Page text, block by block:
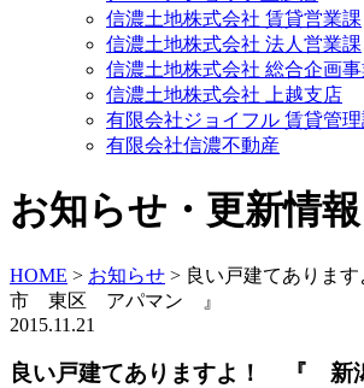
信濃土地株式会社 賃貸営業課
信濃土地株式会社 法人営業課
信濃土地株式会社 総合企画
信濃土地株式会社 上越支店
有限会社ジョイフル 賃貸管理
有限会社信濃不動産
お知らせ・更新情報
HOME > お知らせ > 良い戸建てありま
市 東区 アパマン 』
2015.11.21
良い戸建てありますよ！ 『